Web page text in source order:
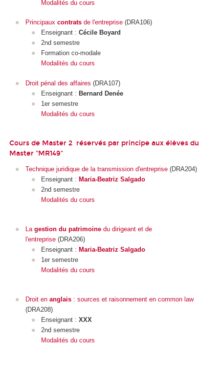
Modalités du cours
Principaux contratsde l'entreprise(DRA106)
Enseignant : Cécile Boyard
2nd semestre
Formation co-modale
Modalités du cours
Droit pénal des affaires (DRA107)
Enseignant : Bernard Denée
1er semestre
Modalités du cours
Cours de Master 2 réservés par principe aux élèves du
Master "MR149"
Technique juridique de la transmission d'entreprise(DRA204)
Enseignant : Maria-Beatriz Salgado
2nd semestre
Modalités du cours
La gestion du patrimoinedu dirigeant et de
l'entreprise(DRA206)
Enseignant : Maria-Beatriz Salgado
1er semestre
Modalités du cours
Droit en anglais: sources et raisonnement en common law
(DRA208)
Enseignant : XXX
2nd semestre
Modalités du cours